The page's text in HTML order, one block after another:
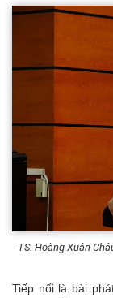
TS. Hoàng Xuân
Tiếp nối là bài